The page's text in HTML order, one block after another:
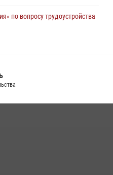
по вопросу трудоустройства
и командующего 31 ракетной